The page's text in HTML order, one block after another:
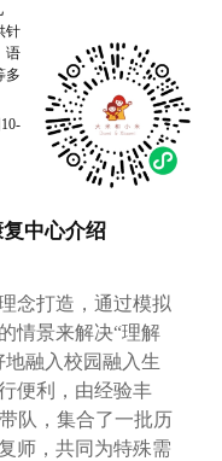
针
语
多
中心介绍
念打造，通过模拟
情景来解决“理解
融入校园融入生
便利，由经验丰
队，集合了一批历
师，共同为特殊需